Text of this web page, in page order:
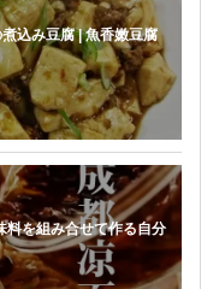
込み豆腐 | 魚香嫩豆腐
料を組み合せて作る自分